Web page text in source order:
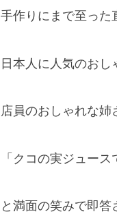
手作りにまで至った
日本人に人気のお
店員のおしゃれな姉
「クコの実ジュー
と満面の笑みで即答